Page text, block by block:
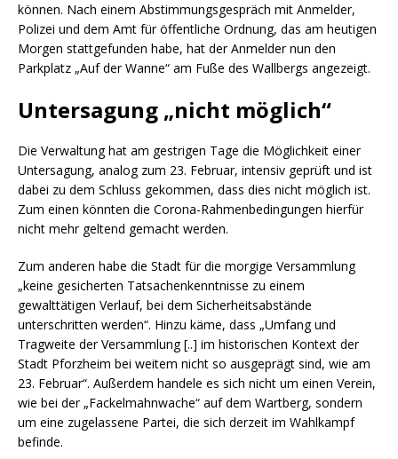
können. Nach einem Abstimmungsgespräch mit Anmelder,
Polizei und dem Amt für öffentliche Ordnung, das am heutigen
Morgen stattgefunden habe, hat der Anmelder nun den
Parkplatz „Auf der Wanne“ am Fuße des Wallbergs angezeigt.
Untersagung „nicht möglich“
Die Verwaltung hat am gestrigen Tage die Möglichkeit einer
Untersagung, analog zum 23. Februar, intensiv geprüft und ist
dabei zu dem Schluss gekommen, dass dies nicht möglich ist.
Zum einen könnten die Corona-Rahmenbedingungen hierfür
nicht mehr geltend gemacht werden.
Zum anderen habe die Stadt für die morgige Versammlung
„keine gesicherten Tatsachenkenntnisse zu einem
gewalttätigen Verlauf, bei dem Sicherheitsabstände
unterschritten werden“. Hinzu käme, dass „Umfang und
Tragweite der Versammlung [..] im historischen Kontext der
Stadt Pforzheim bei weitem nicht so ausgeprägt sind, wie am
23. Februar“. Außerdem handele es sich nicht um einen Verein,
wie bei der „Fackelmahnwache“ auf dem Wartberg, sondern
um eine zugelassene Partei, die sich derzeit im Wahlkampf
befinde.